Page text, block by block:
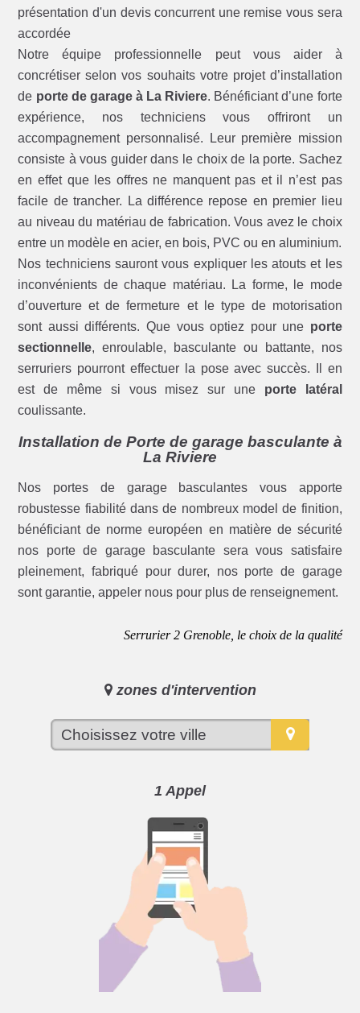
présentation d'un devis concurrent une remise vous sera
accordée
Notre équipe professionnelle peut vous aider à
concrétiser selon vos souhaits votre projet d’installation
de porte de garage à La Riviere. Bénéficiant d’une forte
expérience, nos techniciens vous offriront un
accompagnement personnalisé. Leur première mission
consiste à vous guider dans le choix de la porte. Sachez
en effet que les offres ne manquent pas et il n’est pas
facile de trancher. La différence repose en premier lieu
au niveau du matériau de fabrication. Vous avez le choix
entre un modèle en acier, en bois, PVC ou en aluminium.
Nos techniciens sauront vous expliquer les atouts et les
inconvénients de chaque matériau. La forme, le mode
d’ouverture et de fermeture et le type de motorisation
sont aussi différents. Que vous optiez pour une porte
sectionnelle, enroulable, basculante ou battante, nos
serruriers pourront effectuer la pose avec succès. Il en
est de même si vous misez sur une porte latéral
coulissante.
Installation de Porte de garage basculante à
La Riviere
Nos portes de garage basculantes vous apporte
robustesse fiabilité dans de nombreux model de finition,
bénéficiant de norme européen en matière de sécurité
nos porte de garage basculante sera vous satisfaire
pleinement, fabriqué pour durer, nos porte de garage
sont garantie, appeler nous pour plus de renseignement.
Serrurier 2 Grenoble, le choix de la qualité
zones d'intervention
1 Appel